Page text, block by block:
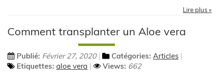
Lire plus »
Comment transplanter un Aloe vera
Publié: Février 27, 2020 Catégories: Articles
Etiquettes: aloe vera Views: 662